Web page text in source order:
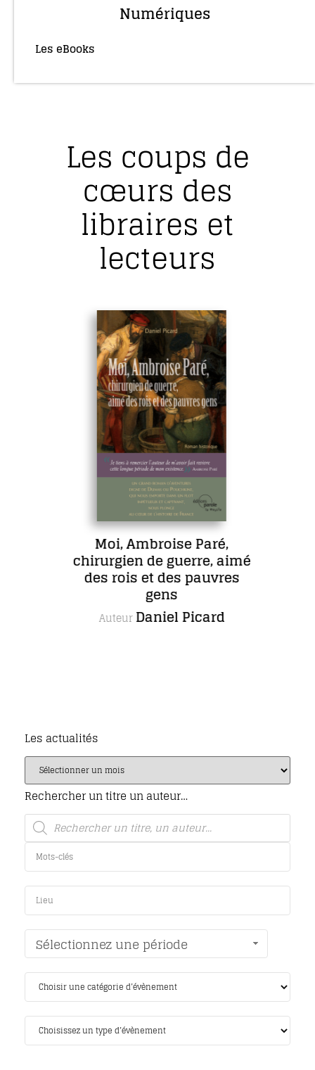
Numériques
Les eBooks
Les coups de
cœurs des
libraires et
lecteurs
Moi, Ambroise Paré,
chirurgien de guerre, aimé
des rois et des pauvres
gens
AuteurDaniel Picard
Les actualités
Rechercher un titre un auteur…
Sélectionnez une période